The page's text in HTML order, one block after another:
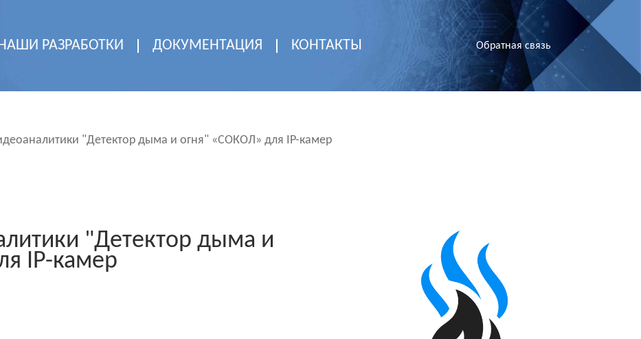
РАЗРАБОТКИ ДОКУМЕНТАЦИЯ КОНТАКТЫ Обратная связь
"Детектор дыма и огня" «СОКОЛ» для IP-камер
"Детектор дыма и
IP-камер